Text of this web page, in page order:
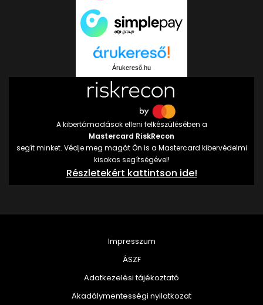
Árukereső.hu
A kibertámadások elleni felkészülésében a
Mastercard RiskRecon
segít minket. Védje meg magát Ön is a Mastercard kibervédelmi
kisokos segítségével!
Részletekért kattintson ide!
Impresszum
ÁSZF
Adatkezelési tájékoztató
Akadálymentességi nyilatkozat